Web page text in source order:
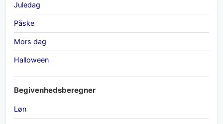
Juledag
Påske
Mors dag
Halloween
Begivenhedsberegner
Løn